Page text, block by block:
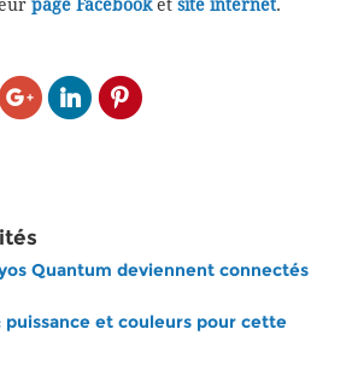
page Facebooket site internet.
Quantum deviennent connectés
puissance et couleurs pour cette